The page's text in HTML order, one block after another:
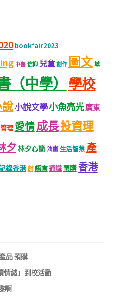
bookfair2023
中醫 信仰 兒童 創作 圖文 城
（中學）
學校
小說文學小魚亮光廣東
理 愛情成長投資理
夕 林夕心簡 油畫 生活智慧 產
錄香港 詩 語言通識預購香港
品 預購
情緒」到校活動
啊